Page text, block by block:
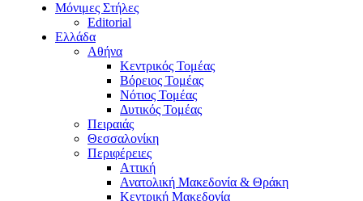
Μόνιμες Στήλες
Editorial
Ελλάδα
Αθήνα
Κεντρικός Τομέας
Βόρειος Τομέας
Νότιος Τομέας
Δυτικός Τομέας
Πειραιάς
Θεσσαλονίκη
Περιφέρειες
Αττική
Ανατολική Μακεδονία & Θράκη
Κεντρική Μακεδονία